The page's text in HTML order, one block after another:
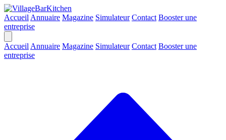
Accueil Annuaire Magazine Simulateur Contact Booster une
entreprise
Accueil Annuaire Magazine Simulateur Contact Booster une
entreprise